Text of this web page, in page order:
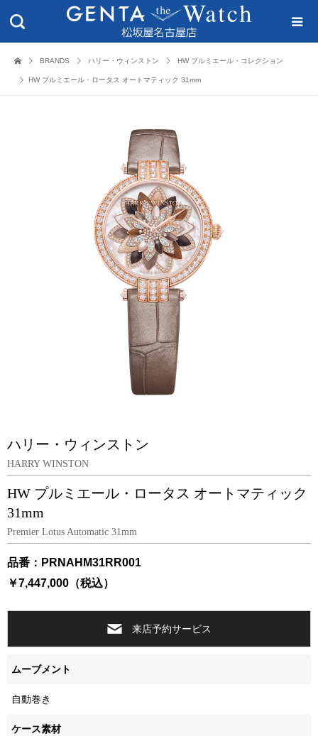
BRANDS ハリー・ウィンストン HW プルミエール・コレクション
HW プルミエール・ロータス オートマティック 31mm
ハリー・ウィンストン
HARRY WINSTON
HW プルミエール・ロータス オートマティック
31mm
Premier Lotus Automatic 31mm
品番：PRNAHM31RR001
￥7,447,000（税込）
来店予約サービス
ムーブメント
自動巻き
ケース素材